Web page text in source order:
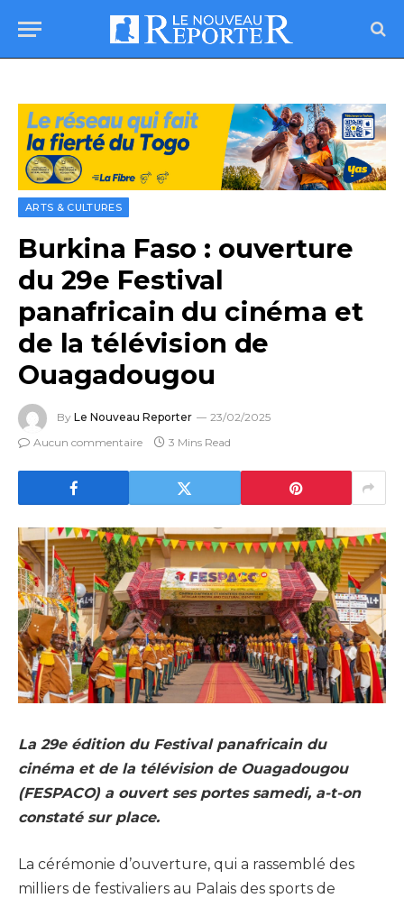
ARTS & CULTURES
Burkina Faso : ouverture
du 29e Festival
panafricain du cinéma et
de la télévision de
Ouagadougou
By Le Nouveau Reporter
23/02/2025
Aucun commentaire
3 Mins Read
La 29e édition du Festival panafricain du
cinéma et de la télévision de Ouagadougou
(FESPACO) a ouvert ses portes samedi, a-t-on
constaté sur place.
La cérémonie d’ouverture, qui a rassemblé des
milliers de festivaliers au Palais des sports de